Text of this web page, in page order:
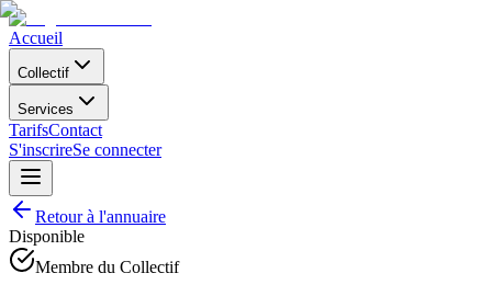
Accueil
Collectif
Services
TarifsContact
S'inscrireSe connecter
Retour à l'annuaire
Disponible
Membre du Collectif